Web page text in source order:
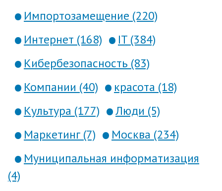
Импортозамещение (220)
Интернет (168)
IT (384)
Кибербезопасность (83)
Компании (40)
красота (18)
Культура (177)
Люди (5)
Маркетинг (7)
Москва (234)
Муниципальная информатизация
(4)